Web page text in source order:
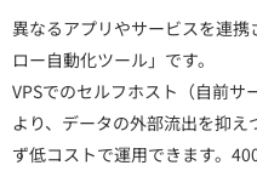
異なるアプリやサービスを連
ロー自動化ツール」です。
VPSでのセルフホスト（自前サ
より、データの外部流出を抑
ず低コストで運用できます。